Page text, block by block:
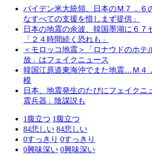
バイデン米大統領、日本のＭ７．
なすべての支援を惜しまず提供」
日本の地震の余波、韓国墨湖に６
「２４時間続く恐れも」
＜モロッコ地震＞「ロナウドのホテ
放」はフェイクニュース
韓国江原道東海沖でまた地震…Ｍ４
模
日本、地震発生のたびにフェイク
震兵器」陰謀説も
1 腹立つ 1 腹立つ
84悲しい 84悲しい
0すっきり 0すっきり
0興味深い 0興味深い